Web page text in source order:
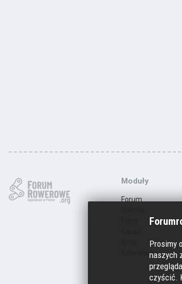
Moduły
Forum
Kalendarz
Prosimy
naszych
czyścić.